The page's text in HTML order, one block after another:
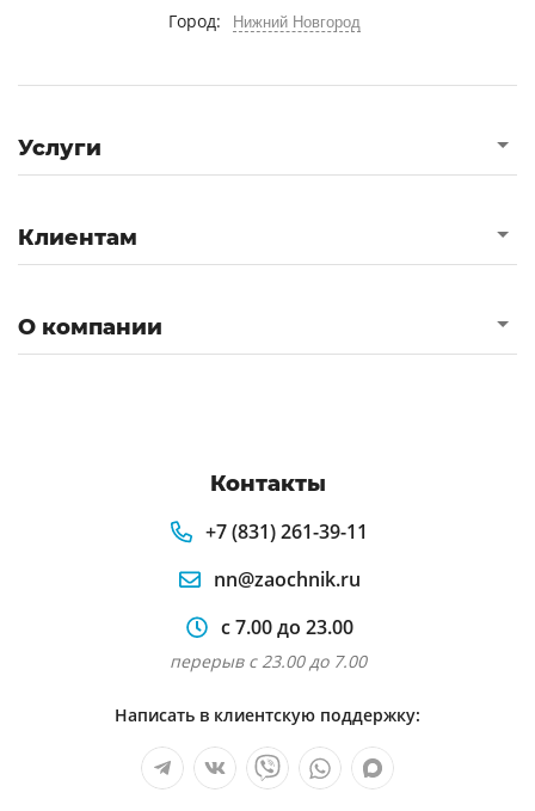
Город: Нижний Новгород
Услуги
Клиентам
О компании
Контакты
+7 (831) 261-39-11
nn@zaochnik.ru
с 7.00 до 23.00
перерыв с 23.00 до 7.00
Написать в клиентскую поддержку: